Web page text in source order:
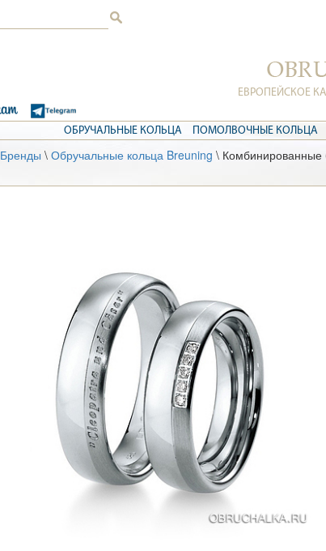
ЕВРОПЕЙСКОЕ
ОБРУЧАЛЬНЫЕ КОЛЬЦА
ПОМОЛВОЧНЫЕ КОЛЬЦА
Бренды \ Обручальные кольца Breuning \ Комбинированные